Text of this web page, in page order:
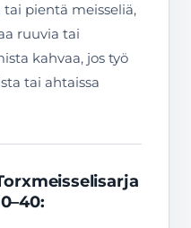
pientä meisseliä,
ruuvia tai
kahvaa, jos työ
tai ahtaissa